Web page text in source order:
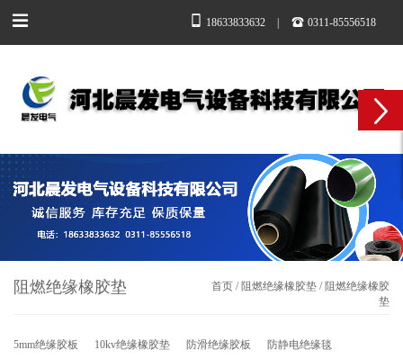
18633833632 0311-85556518
阻燃绝缘橡胶垫 首页 /阻燃绝缘橡胶垫 /阻燃绝缘橡胶
垫
5mm绝缘胶板 10kv绝缘橡胶垫 防滑绝缘胶板
防静电绝缘毯